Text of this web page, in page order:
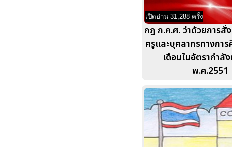
เปิดอ่าน 31,288 ครั้ง
กฎ ก.ค.ศ. ว่าด้วยการสั่ง
ครูและบุคลากรทางการ
เดือนในอัตรากำลั
พ.ศ.2551